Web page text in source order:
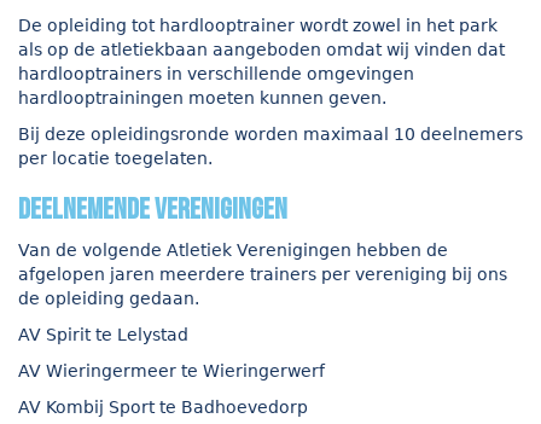
De opleiding tot hardlooptrainer wordt zowel in het park
als op de atletiekbaan aangeboden omdat wij vinden dat
hardlooptrainers in verschillende omgevingen
hardlooptrainingen moeten kunnen geven.
Bij deze opleidingsronde worden maximaal 10 deelnemers
per locatie toegelaten.
deelnemende verenigingen
Van de volgende Atletiek Verenigingen hebben de
afgelopen jaren meerdere trainers per vereniging bij ons
de opleiding gedaan.
AV Spirit te Lelystad
AV Wieringermeer te Wieringerwerf
AV Kombij Sport te Badhoevedorp